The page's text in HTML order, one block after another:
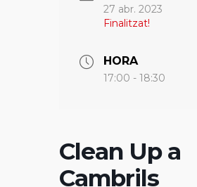
27 abr. 2023
Finalitzat!
HORA
17:00 - 18:30
Clean Up a
Cambrils